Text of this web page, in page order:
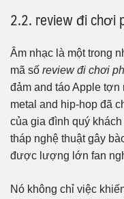
2.2. review đi chơi
Âm nhạc là một trong
mã số review đi chơi
đảm and táo Apple tợn
metal and hip-hop đã
của gia đình quý
tháp nghệ thuật gây
được lượng lớn fan
Nó không chỉ việc